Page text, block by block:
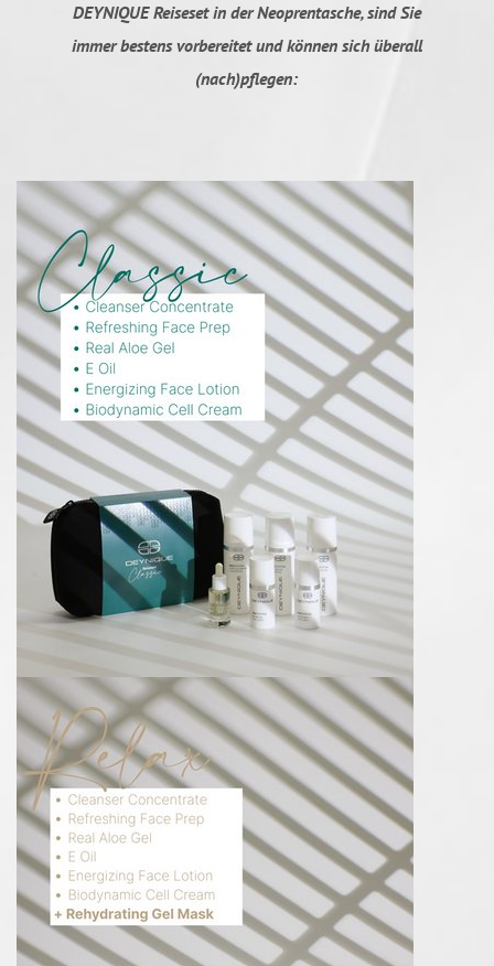
DEYNIQUE Reiseset in der Neoprentasche, sind Sie
immer bestens vorbereitet und können sich überall
(nach)pflegen: